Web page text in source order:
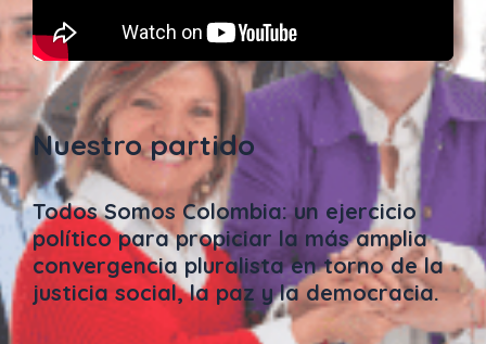
Nuestro partido
Todos Somos Colombia: un ejercicio
político para propiciar la más amplia
convergencia pluralista en torno de la
justicia social, la paz y la democracia.